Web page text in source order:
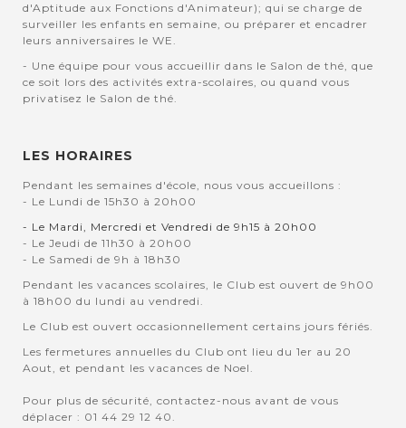
d'Aptitude aux Fonctions d'Animateur); qui se charge de
surveiller les enfants en semaine, ou préparer et encadrer
leurs anniversaires le WE.
- Une équipe pour vous accueillir dans le Salon de thé, que
ce soit lors des activités extra-scolaires, ou quand vous
privatisez le Salon de thé.
LES HORAIRES
Pendant les semaines d'école, nous vous accueillons :
- Le Lundi de 15h30 à 20h00
- Le Mardi, Mercredi et Vendredi de 9h15 à 20h00
- Le Jeudi de 11h30 à 20h00
- Le Samedi de 9h à 18h30
Pendant les vacances scolaires, le Club est ouvert de 9h00
à 18h00 du lundi au vendredi.
Le Club est ouvert occasionnellement certains jours fériés.
Les fermetures annuelles du Club ont lieu du 1er au 20
Aout, et pendant les vacances de Noel.
Pour plus de sécurité, contactez-nous avant de vous
déplacer : 01 44 29 12 40.